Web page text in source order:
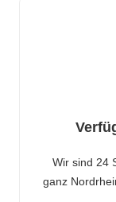
Wir sind 24
ganz